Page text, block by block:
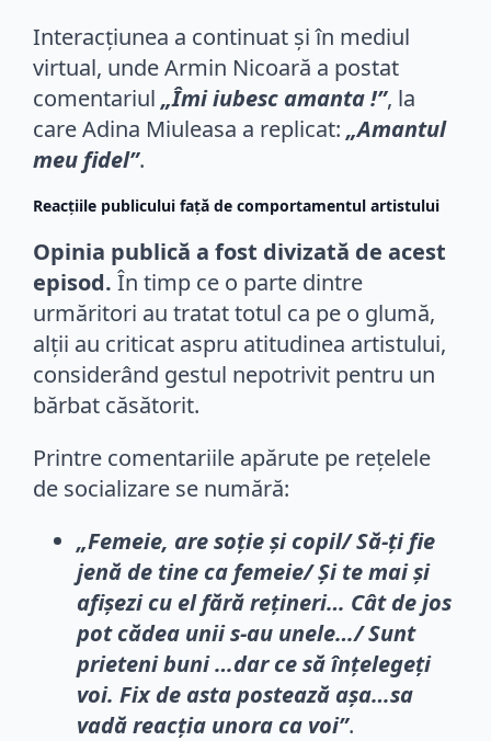
Interacțiunea a continuat și în mediul
virtual, unde Armin Nicoară a postat
comentariul „Îmi iubesc amanta !”, la
care Adina Miuleasa a replicat: „Amantul
meu fidel”.
Reacțiile publicului față de comportamentul artistului
Opinia publică a fost divizată de acest
episod. În timp ce o parte dintre
urmăritori au tratat totul ca pe o glumă,
alții au criticat aspru atitudinea artistului,
considerând gestul nepotrivit pentru un
bărbat căsătorit.
Printre comentariile apărute pe rețelele
de socializare se numără:
„Femeie, are soție și copil/ Să-ți fie
jenă de tine ca femeie/ Și te mai și
afișezi cu el fără rețineri… Cât de jos
pot cădea unii s-au unele…/ Sunt
prieteni buni …dar ce să înțelegeți
voi. Fix de asta postează așa…sa
vadă reacția unora ca voi”.